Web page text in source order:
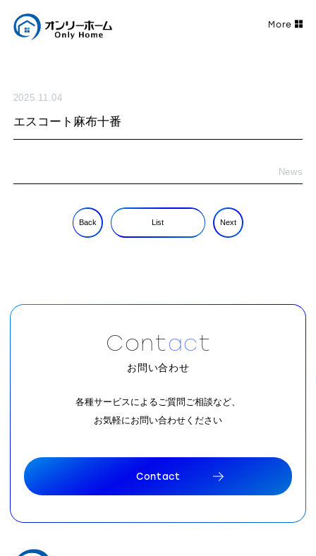
2025.11.04
エスコート麻布十番
News
Back List Next
Contact
お問い合わせ
各種サービスによるご質問ご相談など、
お気軽にお問い合わせください
Contact